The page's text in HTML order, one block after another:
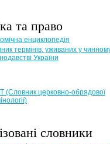
та право
енциклопедія
термінів, уживаних у
України
(Словник церковно-обрядової
словники